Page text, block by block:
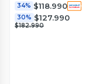
34% $118.990
30% $127.990
$182.990